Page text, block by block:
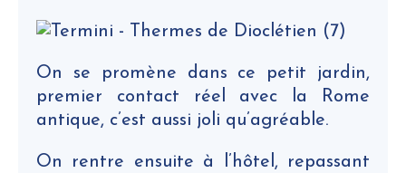
On se promène dans ce petit jardin,
premier contact réel avec la Rome
antique, c’est aussi joli qu’agréable.
On rentre ensuite à l’hôtel, repassant